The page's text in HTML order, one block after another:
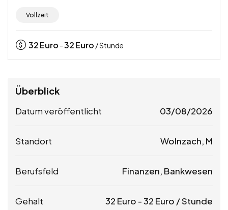
Vollzeit
32Euro -32Euro / Stunde
Überblick
Datum veröffentlicht 03/08/2026
Standort Wolnzach, M
Berufsfeld Finanzen, Bankwesen
Gehalt 32 Euro -32 Euro / Stunde